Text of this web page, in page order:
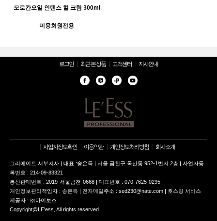
모로칸오일 인텐스 컬 크림 300ml
미용회원전용
로그인 최근 본 상품 고객센터 지사안내
사업자정보확인 이용약관 개인정보처리방침 회사소개
그리에이트 서부지사 | 대표 :송은득 | 서울 금천구 독산동 952-1번지 2층 | 사업자등
록번호 : 214-09-83321
통신판매번호 : 2019-서울금천-0668 | 대표번호 : 070-7625-0295
개인정보관리책임자 : 송은득 | 전자메일주소 : sed230@nate.com | 호스팅 서비스
제공자 : ㈜아이보스
Copyright@LE'ess, All rights reserved